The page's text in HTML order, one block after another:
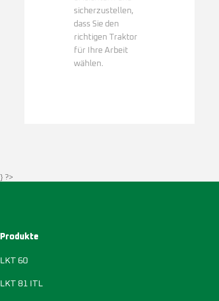
sicherzustellen,
dass Sie den
richtigen Traktor
für Ihre Arbeit
wählen.
} ?>
Produkte
LKT 60
LKT 81 ITL